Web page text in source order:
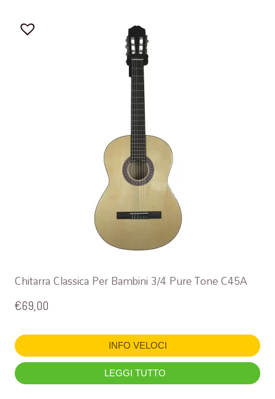
Chitarra Classica Per Bambini 3/4 Pure Tone C45A
€69,00
INFO VELOCI
LEGGI TUTTO